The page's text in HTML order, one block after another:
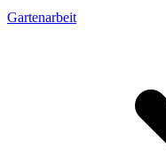
Gartenarbeit